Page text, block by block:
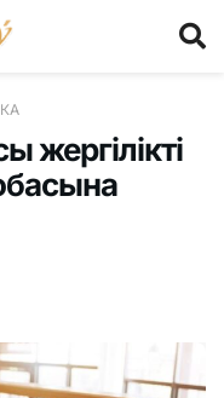
жергілікті